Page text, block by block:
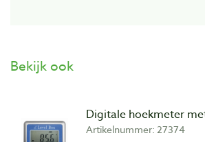
Bekijk ook
Digitale hoekmeter
Artikelnummer: 27374